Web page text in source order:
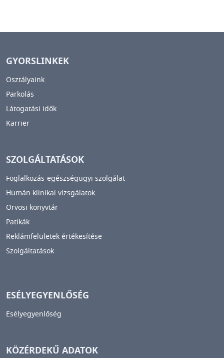
GYORSLINKEK
Osztályaink
Parkolás
Látogatási idők
Karrier
SZOLGÁLTATÁSOK
Foglalkozás-egészségügyi szolgálat
Humán klinikai vizsgálatok
Orvosi könyvtár
Patikák
Reklámfelületek értékesítése
Szolgáltatások
ESÉLYEGYENLŐSÉG
Esélyegyenlőség
KÖZÉRDEKŰ ADATOK